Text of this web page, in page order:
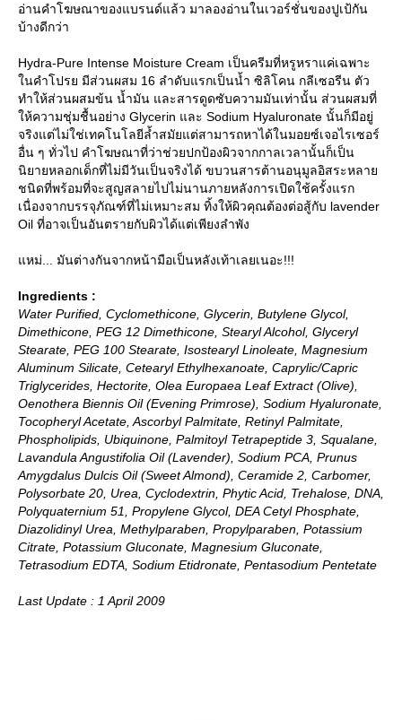
อ่านคำโฆษณาของแบรนด์แล้ว มาลองอ่านในเวอร์ชั่นของปูเป้กัน
บ้างดีกว่า
Hydra-Pure Intense Moisture Cream เป็นครีมที่หรูหราแค่เฉพาะ
นคำโปรย มีส่วนผสม 16 ลำดับแรกเป็นน้ำ ซิลิโคน กลีเซอรีน ตัว
ทำให้ส่วนผสมข้น น้ำมัน และสารดูดซับความมันเท่านั้น ส่วนผสมที่
ห้ความชุ่มชื้นอย่าง Glycerin และ Sodium Hyaluronate นั้นก็มีอยู่
จริงแต่ไม่ใช่เทคโนโลยีล้ำสมัยแต่สามารถหาได้ในมอยซ์เจอไรเซอร์
อื่น ๆ ทั่วไป คำโฆษณาที่ว่าช่วยปกป้องผิวจากกาลเวลานั้นก็เป็น
นิยายหลอกเด็กที่ไม่มีวันเป็นจริงได้ ขบวนสารต้านอนุมูลอิสระหลา
ชนิดที่พร้อมที่จะสูญสลายไปไม่นานภายหลังการเปิดใช้ครั้งแรก
เนื่องจากบรรจุภัณฑ์ที่ไม่เหมาะสม ทิ้งให้ผิวคุณต้องต่อสู้กับ lavender
Oil ที่อาจเป็นอันตรายกับผิวได้แต่เพียงลำพัง
หม่... มันต่างกันจากหน้ามือเป็นหลังเท้าเลยเนอะ!!!
Ingredients :
Water Purified, Cyclomethicone, Glycerin, Butylene Glycol,
Dimethicone, PEG 12 Dimethicone, Stearyl Alcohol, Glyceryl
Stearate, PEG 100 Stearate, Isostearyl Linoleate, Magnesium
Aluminum Silicate, Cetearyl Ethylhexanoate, Caprylic/Capric
Triglycerides, Hectorite, Olea Europaea Leaf Extract (Olive),
Oenothera Biennis Oil (Evening Primrose), Sodium Hyaluronate,
Tocopheryl Acetate, Ascorbyl Palmitate, Retinyl Palmitate,
Phospholipids, Ubiquinone, Palmitoyl Tetrapeptide 3, Squalane,
Lavandula Angustifolia Oil (Lavender), Sodium PCA, Prunus
Amygdalus Dulcis Oil (Sweet Almond), Ceramide 2, Carbomer,
Polysorbate 20, Urea, Cyclodextrin, Phytic Acid, Trehalose, DNA,
Polyquaternium 51, Propylene Glycol, DEA Cetyl Phosphate,
Diazolidinyl Urea, Methylparaben, Propylparaben, Potassium
Citrate, Potassium Gluconate, Magnesium Gluconate,
Tetrasodium EDTA, Sodium Etidronate, Pentasodium Pentetate
Last Update : 1 April 2009